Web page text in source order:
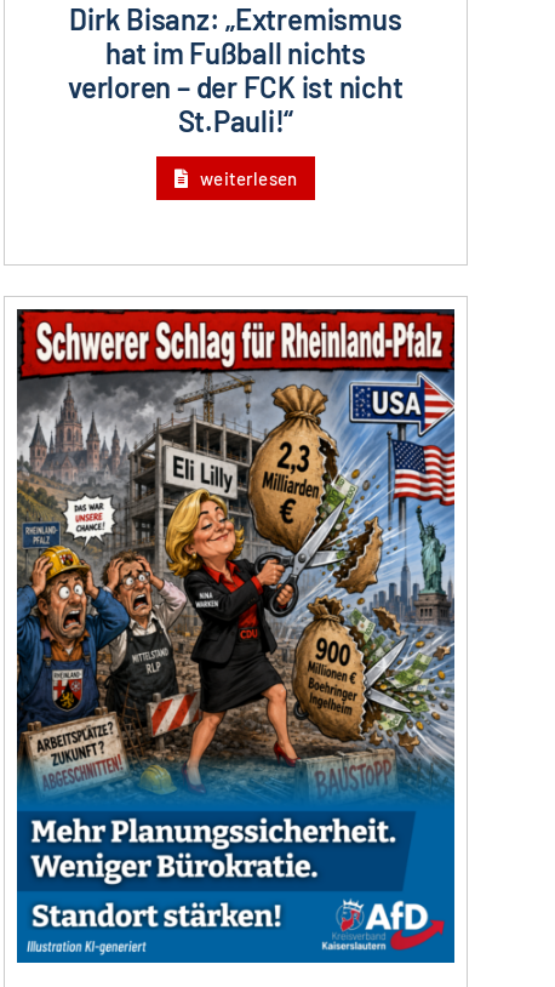
Dirk Bisanz: „Extremismus
hat im Fußball nichts
verloren – der FCK ist nicht
St.Pauli!“
weiterlesen